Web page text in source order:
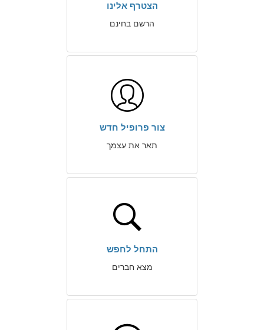
הצטרף אלינו
הרשם בחינם
צור פרופיל חדש
תאר את עצמך
התחל לחפש
מצא חברים